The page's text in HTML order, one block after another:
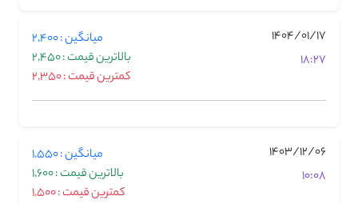
1404/01/17
18:27
میانگین : 2,400
بالاترین قیمت : 2,450
کمترین قیمت : 2,350
1403/12/06
10:08
میانگین : 1,550
بالاترین قیمت : 1,600
کمترین قیمت : 1,500